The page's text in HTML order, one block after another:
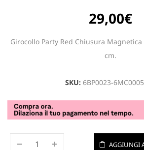
29,00€
Girocollo Party Red Chiusura
cm.
SKU: 6BP0023-
AGGIUNGI